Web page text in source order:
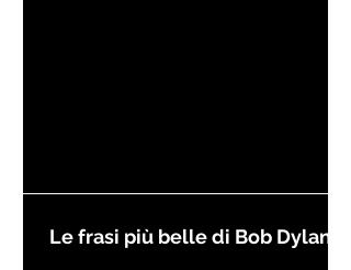
Le frasi più belle di Bob Dylan